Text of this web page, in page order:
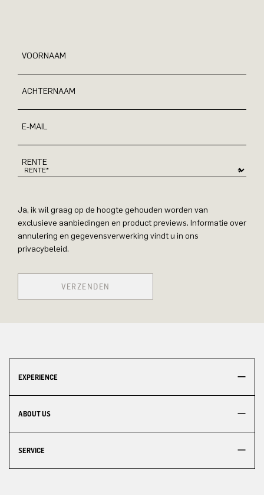
VOORNAAM
ACHTERNAAM
E-MAIL
RENTE
Ja, ik wil graag op de hoogte gehouden worden van
exclusieve aanbiedingen en product previews. Informatie over
annulering en gegevensverwerking vindt u in ons
privacybeleid.
VERZENDEN
EXPERIENCE
ABOUT US
SERVICE